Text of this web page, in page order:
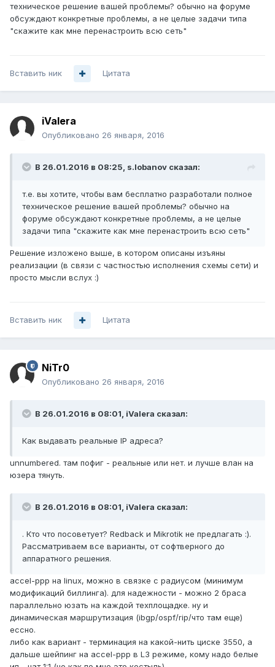
техническое решение вашей проблемы? обычно на форуме
обсуждают конкретные проблемы, а не целые задачи типа
"скажите как мне перенастроить всю сеть"
Вставить ник Цитата
iValera
Опубликовано 26 января, 2016
В 26.01.2016 в 08:25, s.lobanov сказал:
т.е. вы хотите, чтобы вам бесплатно разработали полное
техническое решение вашей проблемы? обычно на
форуме обсуждают конкретные проблемы, а не целые
задачи типа "скажите как мне перенастроить всю сеть"
Решение изложено выше, в котором описаны изъяны
реализации (в связи с частностью исполнения схемы сети) и
просто мысли вслух :)
Вставить ник Цитата
NiTr0
Опубликовано 26 января, 2016
В 26.01.2016 в 08:01, iValera сказал:
Как выдавать реальные IP адреса?
unnumbered. там пофиг - реальные или нет. и лучше влан на
юзера тянуть.
В 26.01.2016 в 08:01, iValera сказал:
. Кто что посоветует? Redback и Mikrotik не предлагать :).
Рассматриваем все варианты, от софтверного до
аппаратного решения.
accel-ppp на linux, можно в связке с радиусом (минимум
модификаций биллинга). для надежности - можно 2 браса
параллельно юзать на каждой техплощадке. ну и
динамическая маршрутизация (ibgp/ospf/rip/что там еще)
ессно.
либо как вариант - терминация на какой-нить циске 3550, а
дальше шейпинг на accel-ppp в L3 режиме, кому надо белые